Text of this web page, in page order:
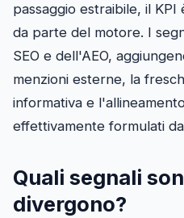
passaggio estraibile, il
da parte del motore. I
SEO e dell'AEO,
menzioni esterne, la
informativa e
effettivamente formulati
Quali segnali
divergono?